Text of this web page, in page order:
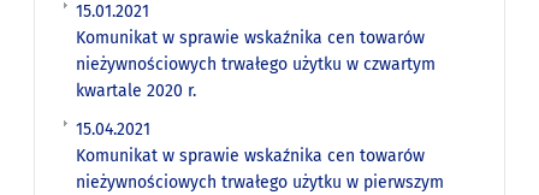
15.01.2021
Komunikat w sprawie wskaźnika cen towarów
nieżywnościowych trwałego użytku w czwartym
kwartale 2020 r.
15.04.2021
Komunikat w sprawie wskaźnika cen towarów
nieżywnościowych trwałego użytku w pierwszym